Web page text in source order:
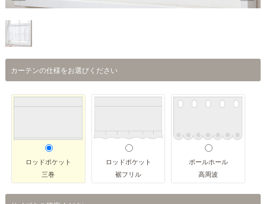
カーテンの仕様をお選びください
ロッドポケット
三巻
ロッドポケット
裾フリル
ポールホール
高周波